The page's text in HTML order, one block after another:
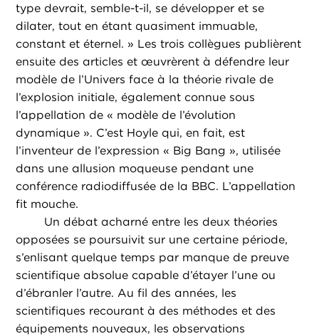
type devrait, semble-t-il, se développer et se
dilater, tout en étant quasiment immuable,
constant et éternel. » Les trois collègues publièrent
ensuite des articles et œuvrèrent à défendre leur
modèle de l’Univers face à la théorie rivale de
l’explosion initiale, également connue sous
l’appellation de « modèle de l’évolution
dynamique ». C’est Hoyle qui, en fait, est
l’inventeur de l’expression « Big Bang », utilisée
dans une allusion moqueuse pendant une
conférence radiodiffusée de la BBC. L’appellation
fit mouche.
Un débat acharné entre les deux théories
opposées se poursuivit sur une certaine période,
s’enlisant quelque temps par manque de preuve
scientifique absolue capable d’étayer l’une ou
d’ébranler l’autre. Au fil des années, les
scientifiques recourant à des méthodes et des
équipements nouveaux, les observations